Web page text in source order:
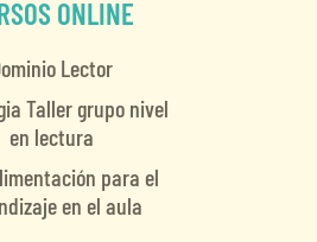
ONLINE
Lector
Taller grupo nivel
en lectura
para el
en el aula